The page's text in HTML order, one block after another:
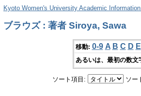
Kyoto Women's University Academic
ブラウズ : 著者 Siroya, Sawa
移動: 0-9 A B C D E
あるいは、最初の数
ソート項目: ソー